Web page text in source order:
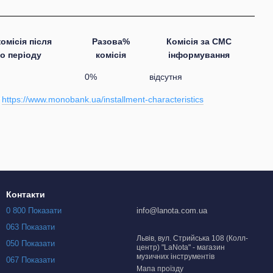
після
періоду
Разова%
комісія
Комісія за СМС
інформування
0% відсутня
https://www.monobank.ua/installment-characteristics
Контакти
0 800 Показати
063 Показати
050 Показати
067 Показати
info@lanota.com.ua
Львів, вул. Стрийська 108 (Колл-
центр) "LaNota" - магазин
музичних інструментів
Мапа проїзду